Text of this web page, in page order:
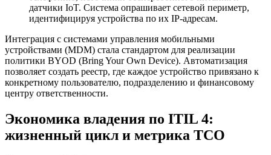
датчики IoT. Система опрашивает сетевой периметр,
идентифицируя устройства по их IP-адресам.
Интеграция с системами управления мобильными
устройствами (MDM) стала стандартом для реализации
политики BYOD (Bring Your Own Device). Автоматизация
позволяет создать реестр, где каждое устройство привязано к
конкретному пользователю, подразделению и финансовому
центру ответственности.
Экономика владения по ITIL 4:
жизненный цикл и метрика TCO